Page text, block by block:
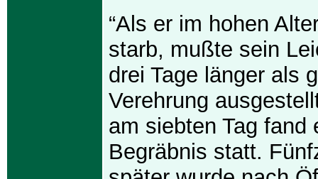
“Als er im hohen
starb, mußte sein
drei Tage länger als
Verehrung
am siebten Tag fand
Begräbnis statt.